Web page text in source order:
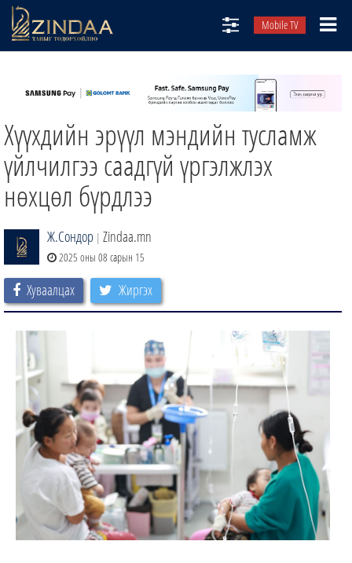
Mobile TV
ТВ8
ӨГЛӨӨНИЙ СОНИН
АУДИО ЗОХИОЛ
ЗИНДАА СЭТГҮҮЛ
Хүүхдийн эрүүл мэндийн тусламж
үйлчилгээ саадгүй үргэлжлэх
нөхцөл бүрдлээ
Ж.Сондор | Zindaa.mn
2025 оны 08 сарын 15
Хуваалцах Жиргэх